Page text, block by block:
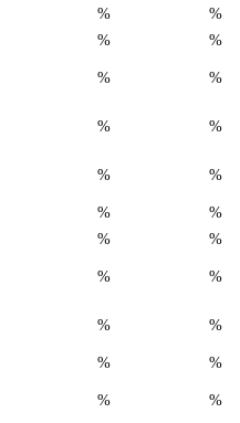
%
%
%
%
% %
% %
% %
%
%
%
%
% %
% %
%
%
% %